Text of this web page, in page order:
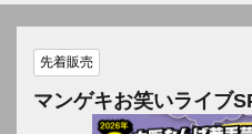
先着販売
マンゲキお笑いライブ